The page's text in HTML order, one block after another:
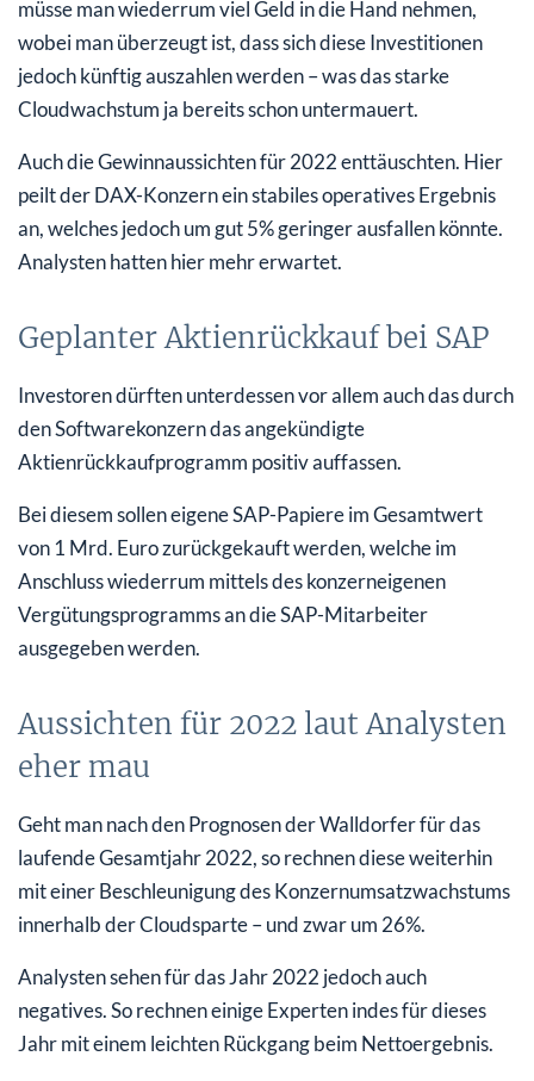
müsse man wiederrum viel Geld in die Hand nehmen,
wobei man überzeugt ist, dass sich diese Investitionen
jedoch künftig auszahlen werden – was das starke
Cloudwachstum ja bereits schon untermauert.
Auch die Gewinnaussichten für 2022 enttäuschten. Hier
peilt der DAX-Konzern ein stabiles operatives Ergebnis
an, welches jedoch um gut 5% geringer ausfallen könnte.
Analysten hatten hier mehr erwartet.
Geplanter Aktienrückkauf bei SAP
Investoren dürften unterdessen vor allem auch das durch
den Softwarekonzern das angekündigte
Aktienrückkaufprogramm positiv auffassen.
Bei diesem sollen eigene SAP-Papiere im Gesamtwert
von 1 Mrd. Euro zurückgekauft werden, welche im
Anschluss wiederrum mittels des konzerneigenen
Vergütungsprogramms an die SAP-Mitarbeiter
ausgegeben werden.
Aussichten für 2022 laut Analysten
eher mau
Geht man nach den Prognosen der Walldorfer für das
laufende Gesamtjahr 2022, so rechnen diese weiterhin
mit einer Beschleunigung des Konzernumsatzwachstums
innerhalb der Cloudsparte – und zwar um 26%.
Analysten sehen für das Jahr 2022 jedoch auch
negatives. So rechnen einige Experten indes für dieses
Jahr mit einem leichten Rückgang beim Nettoergebnis.